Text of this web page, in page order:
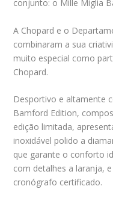
conjunto: o Mille Miglia
A Chopard e o
combinaram a sua
muito especial como
Chopard.
Desportivo e altamente
Bamford Edition,
edição limitada,
inoxidável polido a
que garante o conforto
com detalhes a laranja,
cronógrafo certificado.